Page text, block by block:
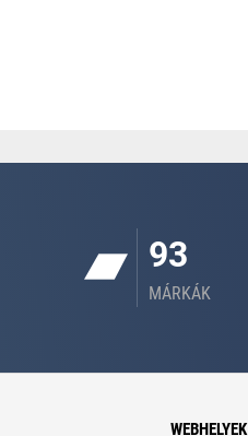
93
MÁRKÁK
WEBHELYEK